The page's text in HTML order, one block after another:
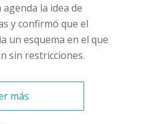
la idea de
y confirmó que el
un esquema en el que
sin restricciones.
más